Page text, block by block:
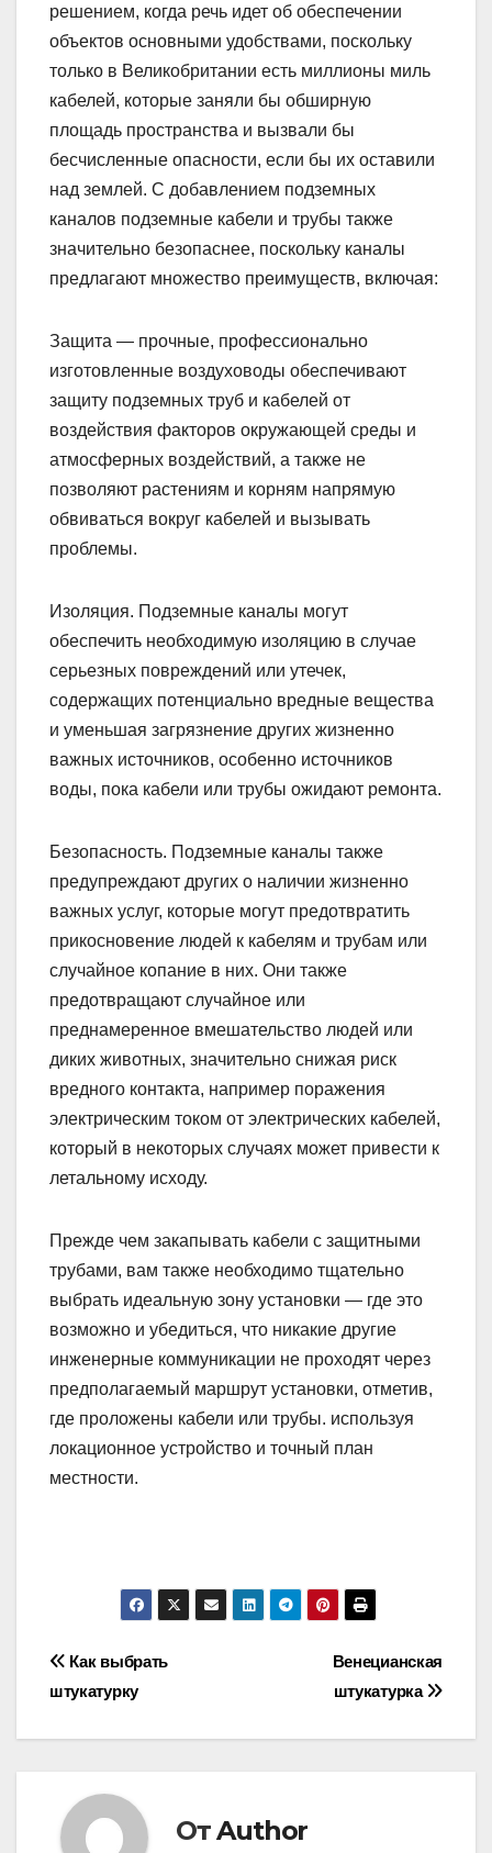
решением, когда речь идет об обеспечении
объектов основными удобствами, поскольку
только в Великобритании есть миллионы миль
кабелей, которые заняли бы обширную
площадь пространства и вызвали бы
бесчисленные опасности, если бы их оставили
над землей. С добавлением подземных
каналов подземные кабели и трубы также
значительно безопаснее, поскольку каналы
предлагают множество преимуществ, включая:
Защита — прочные, профессионально
изготовленные воздуховоды обеспечивают
защиту подземных труб и кабелей от
воздействия факторов окружающей среды и
атмосферных воздействий, а также не
позволяют растениям и корням напрямую
обвиваться вокруг кабелей и вызывать
проблемы.
Изоляция. Подземные каналы могут
обеспечить необходимую изоляцию в случае
серьезных повреждений или утечек,
содержащих потенциально вредные вещества
и уменьшая загрязнение других жизненно
важных источников, особенно источников
воды, пока кабели или трубы ожидают ремонта.
Безопасность. Подземные каналы также
предупреждают других о наличии жизненно
важных услуг, которые могут предотвратить
прикосновение людей к кабелям и трубам или
случайное копание в них. Они также
предотвращают случайное или
преднамеренное вмешательство людей или
диких животных, значительно снижая риск
вредного контакта, например поражения
электрическим током от электрических кабелей,
который в некоторых случаях может привести к
летальному исходу.
Прежде чем закапывать кабели с защитными
трубами, вам также необходимо тщательно
выбрать идеальную зону установки — где это
возможно и убедиться, что никакие другие
инженерные коммуникации не проходят через
предполагаемый маршрут установки, отметив,
где проложены кабели или трубы. используя
локационное устройство и точный план
местности.
Навигация
по
Венецианская
штукатурка
Как выбрать
штукатурку
ОтAuthor